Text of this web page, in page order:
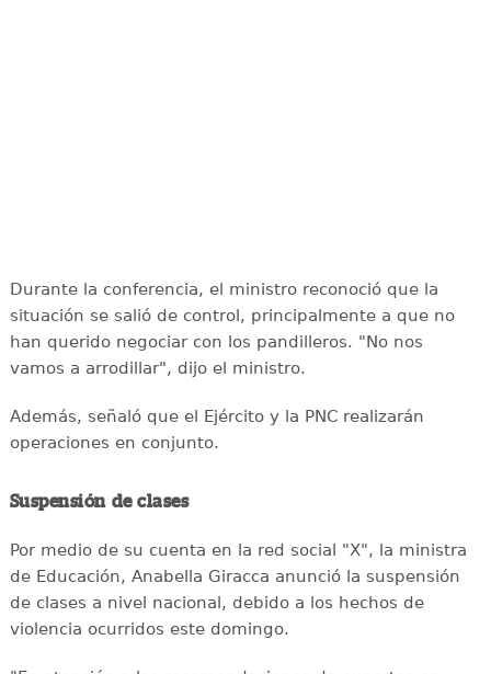
Durante la conferencia, el ministro reconoció que la
situación se salió de control, principalmente a que no
han querido negociar con los pandilleros. "No nos
vamos a arrodillar", dijo el ministro.
Además, señaló que el Ejército y la PNC realizarán
operaciones en conjunto.
Suspensión de clases
Por medio de su cuenta en la red social "X", la ministra
de Educación, Anabella Giracca anunció la suspensión
de clases a nivel nacional, debido a los hechos de
violencia ocurridos este domingo.